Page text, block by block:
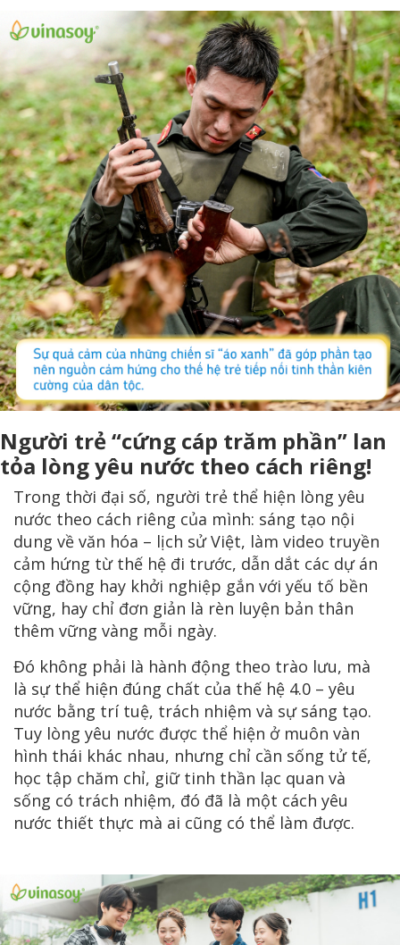
Người trẻ “cứng cáp trăm phần” lan
tỏa lòng yêu nước theo cách riêng!
Trong thời đại số, người trẻ thể hiện lòng yêu
nước theo cách riêng của mình: sáng tạo nội
dung về văn hóa – lịch sử Việt, làm video truyền
cảm hứng từ thế hệ đi trước, dẫn dắt các dự án
cộng đồng hay khởi nghiệp gắn với yếu tố bền
vững, hay chỉ đơn giản là rèn luyện bản thân
thêm vững vàng mỗi ngày.
Đó không phải là hành động theo trào lưu, mà
là sự thể hiện đúng chất của thế hệ 4.0 – yêu
nước bằng trí tuệ, trách nhiệm và sự sáng tạo.
Tuy lòng yêu nước được thể hiện ở muôn vàn
hình thái khác nhau, nhưng chỉ cần sống tử tế,
học tập chăm chỉ, giữ tinh thần lạc quan và
sống có trách nhiệm, đó đã là một cách yêu
nước thiết thực mà ai cũng có thể làm được.